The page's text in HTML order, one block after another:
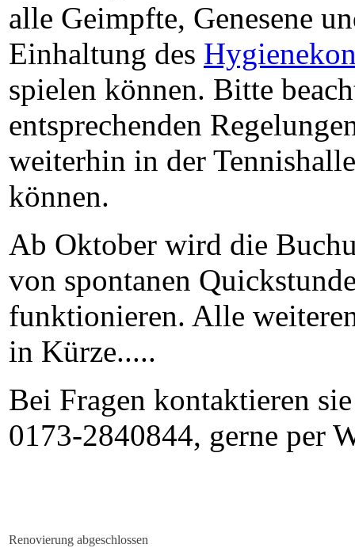
alle Geimpfte, Genesene
Einhaltung des
spielen können. Bitte
entsprechenden
weiterhin in der
können.
Ab Oktober wird die
von spontanen
funktionieren. Alle
in Kürze.....
Bei Fragen kontaktieren
0173-2840844, gerne per
Renovierung abgeschlossen